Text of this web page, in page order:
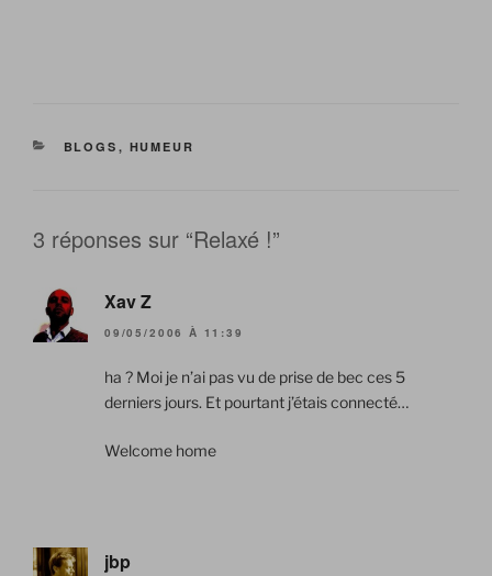
CATÉGORIES
BLOGS , HUMEUR
3 réponses sur “Relaxé !”
Xav Z
09/05/2006 À 11:39
ha ? Moi je n’ai pas vu de prise de bec ces 5
derniers jours. Et pourtant j’étais connecté…
Welcome home
jbp